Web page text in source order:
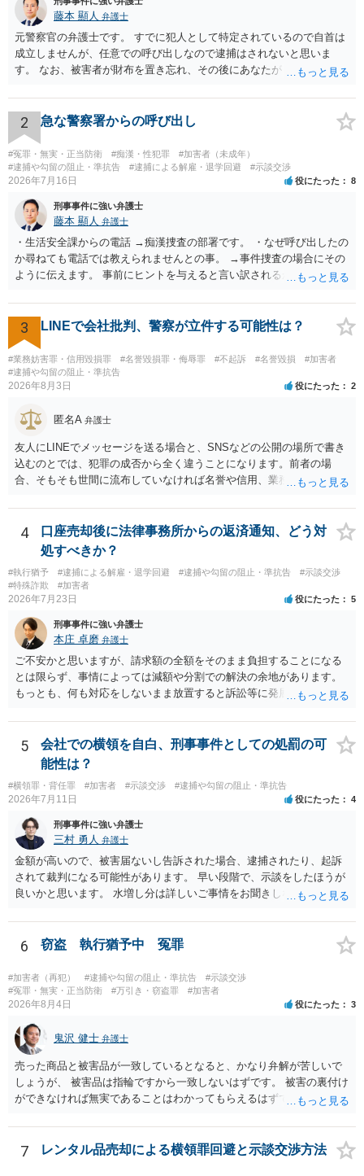
藤本 顯人 弁護士
元警察官の弁護士です。 すでに犯人として特定されているので自首は
成立しませんが、任意での呼び出しなので逮捕はされないと思いま
す。 なお、被害者が財布を置き忘れ、その後にあなたがトイレに入
と言い逃れはかなり厳しいものと思います。
2 急な警察署からの呼び出し
#冤罪・無実・正当防衛 #痴漢・性犯罪
#加害者（未成年）
#逮捕や勾留の阻止・準抗告
#逮捕による解雇・退学回避 #示談交渉
2026年7月16日 役にたった 8
刑事事件に強い弁護士
藤本 顯人 弁護士
・生活安全課からの電話 →痴漢捜査の部署です。 ・なぜ呼び出したの
か尋ねても電話では教えられませんとの事。 →事件捜査の場合にその
ように伝えます。 事前にヒントを与えると言い訳されるからです。 ・
たり →やはり痴漢として疑われているのでは。 そもそも痴漢をやって
ないのであれば、何も疑われる筋合いは無いわけですし狼狽える必要
はないですね。
3 LINEで会社批判、警察が立件する可能性は？
#業務妨害罪・信用毀損罪 #名誉毀損罪・侮辱罪 #不起訴 #名誉毀損
#加害者
#逮捕や勾留の阻止・準抗告
2026年8月3日 役にたった 2
匿名A 弁護士
友人にLINEでメッセージを送る場合と、SNSなどの公開の場所で書き
込むのとでは、犯罪の成否から全く違うことになります。前者の場
合、そもそも世間に流布していなければ名誉や信用、業務にかかる犯
4
口座売却後に法律事務所からの返済通知、どう対
処すべきか？
#執行猶予 #逮捕による解雇・退学回避 #逮捕や勾留の阻止・準抗告
#示談交渉
#特殊詐欺
#加害者
2026年7月23日 役にたった 5
刑事事件に強い弁護士
本庄 卓磨 弁護士
ご不安かと思いますが、請求額の全額をそのまま負担することになる
とは限らず、事情によっては減額や分割での解決の余地があります。
もっとも、何も対応をしないまま放置すると訴訟等に発展してしまう
めします。
5
会社での横領を自白、刑事事件としての処罰の可
能性は？
#横領罪・背任罪 #加害者 #示談交渉 #逮捕や勾留の阻止・準抗告
2026年7月11日 役にたった 4
刑事事件に強い弁護士
三村 勇人 弁護士
金額が高いので、被害届ないし告訴された場合、逮捕されたり、起訴
されて裁判になる可能性があります。 早い段階で、示談をしたほうが
良いかと思います。 水増し分は詳しいご事情をお聞きしなければお答
6 窃盗 執行猶予中 冤罪
#加害者（再犯） #逮捕や勾留の阻止・準抗告
#示談交渉
#冤罪・無実・正当防衛
#万引き・窃盗罪 #加害者
2026年8月4日 役にたった 3
鬼沢 健士 弁護士
売った商品と被害品が一致しているとなると、かなり弁解が苦しいで
しょうが、 被害品は指輪ですから一致しないはずです。 被害の裏付け
ができなければ無実であることはわかってもらえるはずです。
7 レンタル品売却による横領罪回避と示談交渉方法